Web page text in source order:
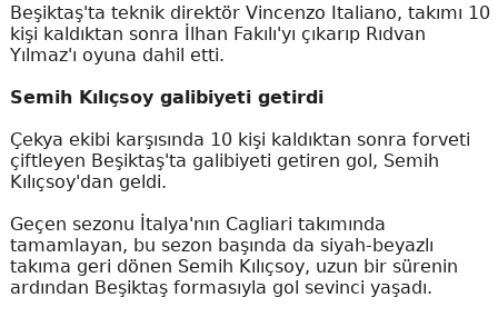
Beşiktaş'ta teknik direktör Vincenzo Italiano, takımı 10
kişi kaldıktan sonra İlhan Fakılı'yı çıkarıp Rıdvan
Yılmaz'ı oyuna dahil etti.
Semih Kılıçsoy galibiyeti getirdi
Çekya ekibi karşısında 10 kişi kaldıktan sonra forveti
çiftleyen Beşiktaş'ta galibiyeti getiren gol, Semih
Kılıçsoy'dan geldi.
Geçen sezonu İtalya'nın Cagliari takımında
tamamlayan, bu sezon başında da siyah-beyazlı
takıma geri dönen Semih Kılıçsoy, uzun bir sürenin
ardından Beşiktaş formasıyla gol sevinci yaşadı.